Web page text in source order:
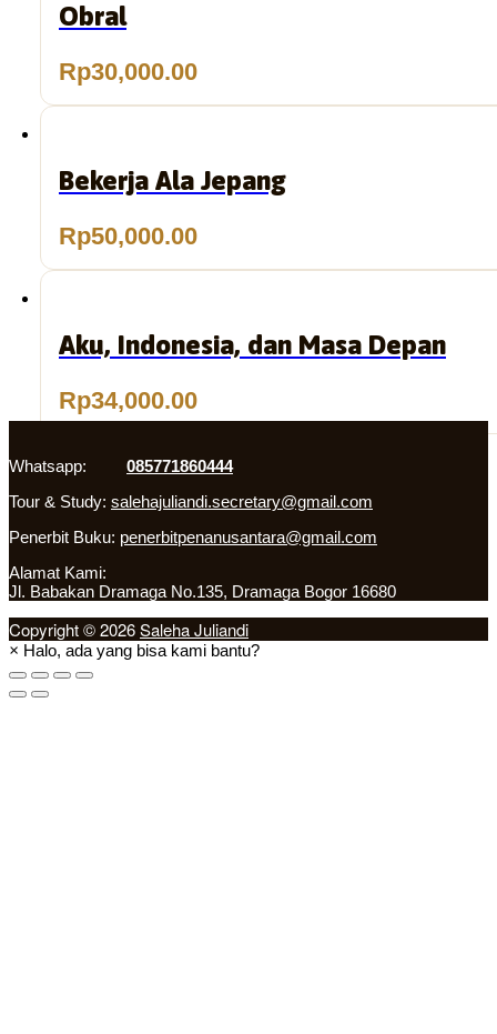
Obral
Rp30,000.00
Bekerja Ala Jepang
Rp50,000.00
Aku, Indonesia, dan Masa Depan
Rp34,000.00
Whatsapp:
085771860444
Tour & Study: salehajuliandi.secretary@gmail.com
Penerbit Buku: penerbitpenanusantara@gmail.com
Alamat Kami:
Jl. Babakan Dramaga No.135, Dramaga Bogor 16680
Copyright © 2026Saleha Juliandi
× Halo, ada yang bisa kami bantu?